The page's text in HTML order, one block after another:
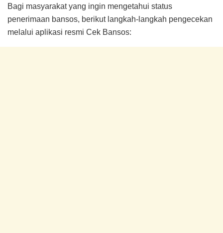
Bagi masyarakat yang ingin mengetahui status
penerimaan bansos, berikut langkah-langkah pengecekan
melalui aplikasi resmi Cek Bansos: